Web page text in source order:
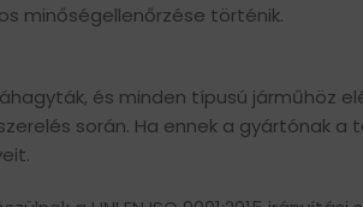
minőségellenőrzése történik.
és minden típusú járműhöz
során. Ha ennek a gyártónak